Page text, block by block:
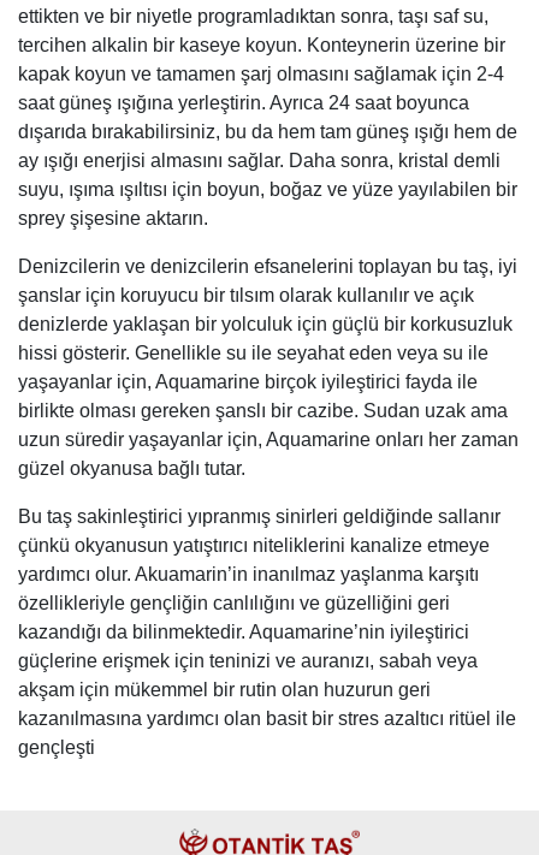
ettikten ve bir niyetle programladıktan sonra, taşı saf su,
tercihen alkalin bir kaseye koyun. Konteynerin üzerine bir
kapak koyun ve tamamen şarj olmasını sağlamak için 2-4
saat güneş ışığına yerleştirin. Ayrıca 24 saat boyunca
dışarıda bırakabilirsiniz, bu da hem tam güneş ışığı hem de
ay ışığı enerjisi almasını sağlar. Daha sonra, kristal demli
suyu, ışıma ışıltısı için boyun, boğaz ve yüze yayılabilen bir
sprey şişesine aktarın.
Denizcilerin ve denizcilerin efsanelerini toplayan bu taş, iyi
şanslar için koruyucu bir tılsım olarak kullanılır ve açık
denizlerde yaklaşan bir yolculuk için güçlü bir korkusuzluk
hissi gösterir. Genellikle su ile seyahat eden veya su ile
yaşayanlar için, Aquamarine birçok iyileştirici fayda ile
birlikte olması gereken şanslı bir cazibe. Sudan uzak ama
uzun süredir yaşayanlar için, Aquamarine onları her zaman
güzel okyanusa bağlı tutar.
Bu taş sakinleştirici yıpranmış sinirleri geldiğinde sallanır
çünkü okyanusun yatıştırıcı niteliklerini kanalize etmeye
yardımcı olur. Akuamarin’in inanılmaz yaşlanma karşıtı
özellikleriyle gençliğin canlılığını ve güzelliğini geri
kazandığı da bilinmektedir. Aquamarine’nin iyileştirici
güçlerine erişmek için teninizi ve auranızı, sabah veya
akşam için mükemmel bir rutin olan huzurun geri
kazanılmasına yardımcı olan basit bir stres azaltıcı ritüel ile
gençleşti